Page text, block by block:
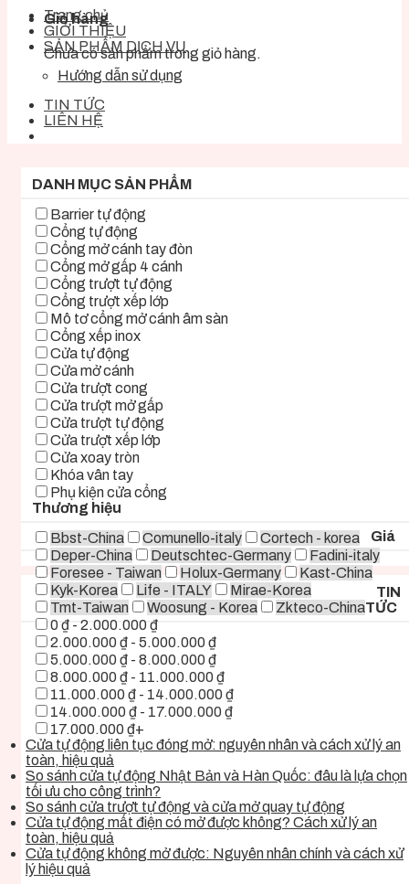
Giỏ hàng
Chưa có sản phẩm trong giỏ hàng.
Trang chủ
GIỚI THIỆU
SẢN PHẨM DỊCH VỤ
Hướng dẫn sử dụng
TIN TỨC
LIÊN HỆ
DANH MỤC SẢN PHẨM
Barrier tự động
Cổng tự động
Cổng mở cánh tay đòn
Cổng mở gấp 4 cánh
Cổng trượt tự động
Cổng trượt xếp lớp
Mô tơ cổng mở cánh âm sàn
Cổng xếp inox
Cửa tự động
Cửa mở cánh
Cửa trượt cong
Cửa trượt mở gấp
Cửa trượt tự động
Cửa trượt xếp lớp
Cửa xoay tròn
Khóa vân tay
Phụ kiện cửa cổng
Thương hiệu
Bbst-China
Comunello-italy
Cortech - korea
Deper-China
Deutschtec-Germany
Fadini-italy
Foresee - Taiwan
Holux-Germany
Kast-China
Kyk-Korea
Life - ITALY
Mirae-Korea
Tmt-Taiwan
Woosung - Korea Zkteco-China
Giá
0 ₫ - 2.000.000 ₫
2.000.000 ₫ - 5.000.000 ₫
5.000.000 ₫ - 8.000.000 ₫
8.000.000 ₫ - 11.000.000 ₫
11.000.000 ₫ - 14.000.000 ₫
14.000.000 ₫ - 17.000.000 ₫
17.000.000 ₫+
TIN
TỨC
Cửa tự động liên tục đóng mở: nguyên nhân và cách xử lý an
toàn, hiệu quả
So sánh cửa tự động Nhật Bản và Hàn Quốc: đâu là lựa chọn
tối ưu cho công trình?
So sánh cửa trượt tự động và cửa mở quay tự động
Cửa tự động mất điện có mở được không? Cách xử lý an
toàn, hiệu quả
Cửa tự động không mở được: Nguyên nhân chính và cách xử
lý hiệu quả